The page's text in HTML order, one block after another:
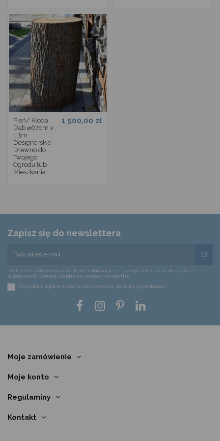
Pień/ Kłoda
Dąb ⌀67cm x
1,3m:
Designerskie
Drewno do
Twojego
Ogrodu lub
Mieszkania
1 500,00 zł
Zapisz się do newslettera
Jeśli chcesz otrzymywać ciekawe informacje z naszego sklepu oraz skorzystać z
wyjątkowych promocji, zapisz się na nasz newsletter.
Akceptuję ogólne warunki użytkowania i politykę prywatności
Moje zamówienie
Moje konto
Regulaminy
Kontakt